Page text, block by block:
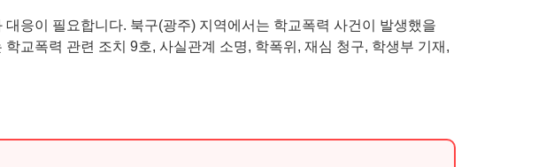
응이 필요합니다. 북구(광주) 지역에서는 학교폭력 사건이 발생했을
교폭력 관련 조치 9호, 사실관계 소명, 학폭위, 재심 청구, 학생부 기재,